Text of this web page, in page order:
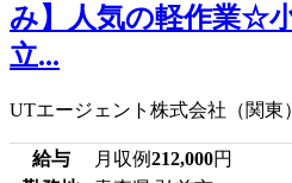
み】人気の軽作業☆
立...
UTエージェント株式会社（関東）
給与 月収例212,000円